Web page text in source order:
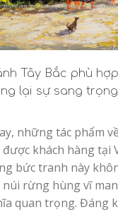
Tây Bắc phù
lại sự sang
những tác phẩm
khách hàng tại
bức tranh này
rừng hùng vĩ
quan trọng. Đáng